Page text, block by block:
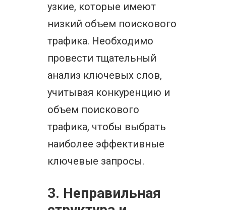
узкие, которые имеют
низкий объем поискового
трафика. Необходимо
провести тщательный
анализ ключевых слов,
учитывая конкуренцию и
объем поискового
трафика, чтобы выбрать
наиболее эффективные
ключевые запросы.
3. Неправильная